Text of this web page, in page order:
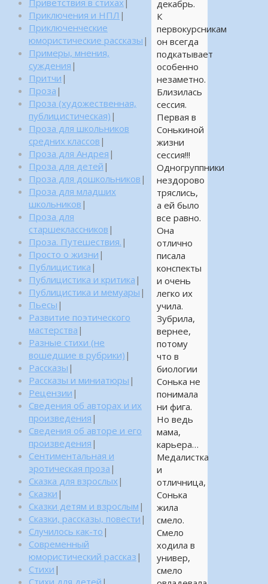
декабрь.
К
первокурсникам
он всегда
подкатывает
особенно
незаметно.
Близилась
сессия.
Первая в
Сонькиной
жизни
сессия!!!
Одногруппники
нездорово
тряслись,
а ей было
все равно.
Она
отлично
писала
конспекты
и очень
легко их
учила.
Зубрила,
вернее,
потому
что в
биологии
Сонька не
понимала
ни фига.
Но ведь
мама,
карьера…
Медалистка
и
отличница,
Сонька
жила
смело.
Смело
ходила в
универ,
смело
Приветствия в стихах
Приключения и НПЛ |
Приключенческие
юмористические рассказы |
Примеры, мнения,
суждения |
Притчи |
Проза |
Проза (художественная,
публицистическая) |
Проза для школьников
средних классов |
Проза для Андрея |
Проза для детей |
Проза для дошкольников |
Проза для младших
школьников |
Проза для
старшеклассников |
Проза. Путешествия. |
Просто о жизни |
Публицистика |
Публицистика и критика |
Публицистика и мемуары |
Пьесы |
Развитие поэтического
мастерства |
Разные стихи (не
вошедшие в рубрики) |
Рассказы |
Рассказы и миниатюры |
Рецензии |
Сведения об авторах и их
произведения |
Сведения об авторе и его
произведения |
Сентиментальная и
эротическая проза |
Сказка для взрослых |
Сказки |
Сказки детям и взрослым |
Сказки, рассказы, повести |
Случилось как-то |
Современный
юмористический рассказ |
Стихи |
Стихи для детей |